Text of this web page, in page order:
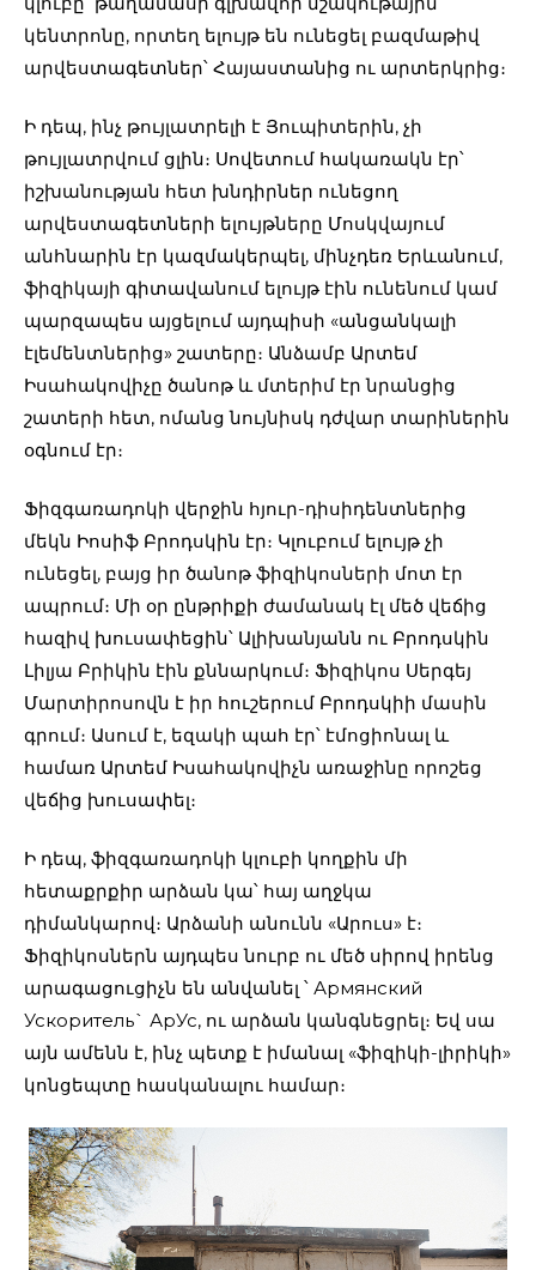
կենտրոնը, որտեղ ելույթ են ունեցել բազմաթիվ
արվեստագետներ՝ Հայաստանից ու արտերկրից։
Ի դեպ, ինչ թույլատրելի է Յուպիտերին, չի
թույլատրվում ցլին։ Սովետում հակառակն էր՝
իշխանության հետ խնդիրներ ունեցող
արվեստագետների ելույթները Մոսկվայում
անհնարին էր կազմակերպել, մինչդեռ Երևանում,
ֆիզիկայի գիտավանում ելույթ էին ունենում կամ
պարզապես այցելում այդպիսի «անցանկալի
էլեմենտներից» շատերը։ Անձամբ Արտեմ
Իսահակովիչը ծանոթ և մտերիմ էր նրանցից
շատերի հետ, ոմանց նույնիսկ դժվար տարիներին
օգնում էր։
Ֆիզգառադոկի վերջին հյուր-դիսիդենտներից
մեկն Իոսիֆ Բրոդսկին էր։ Կլուբում ելույթ չի
ունեցել, բայց իր ծանոթ ֆիզիկոսների մոտ էր
ապրում։ Մի օր ընթրիքի ժամանակ էլ մեծ վեճից
հազիվ խուսափեցին՝ Ալիխանյանն ու Բրոդսկին
Լիլյա Բրիկին էին քննարկում։ Ֆիզիկոս Սերգեյ
Մարտիրոսովն է իր հուշերում Բրոդսկիի մասին
գրում։ Ասում է, եզակի պահ էր՝ էմոցիոնալ և
համառ Արտեմ Իսահակովիչն առաջինը որոշեց
վեճից խուսափել։
Ի դեպ, ֆիզգառադոկի կլուբի կողքին մի
հետաքրքիր արձան կա՝ հայ աղջկա
դիմանկարով։ Արձանի անունն «Արուս» է։
Ֆիզիկոսներն այդպես նուրբ ու մեծ սիրով իրենց
արագացուցիչն են անվանել ՝ Армянский
Ускоритель` АрУс, ու արձան կանգնեցրել։ Եվ սա
այն ամենն է, ինչ պետք է իմանալ «ֆիզիկի-լիրիկի»
կոնցեպտը հասկանալու համար։